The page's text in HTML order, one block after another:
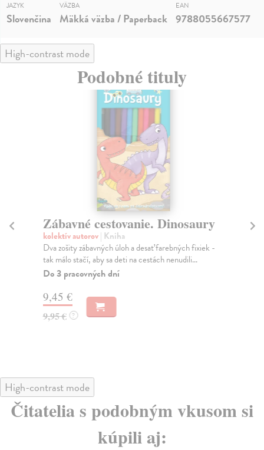
JAZYK
Slovenčina
VÄZBA
Mäkká väzba / Paperback
EAN
9788055667577
High-contrast mode
Podobné tituly
Zábavné cestovanie. Dinosaury
kolektív autorov| Kniha
Dva zošity zábavných úloh a desať farebných fixiek -
tak málo stačí, aby sa deti na cestách nenudili...
Do 3 pracovných dní
9,45 €
9,95 € ?
High-contrast mode
Čitatelia s podobným vkusom si
kúpili aj: